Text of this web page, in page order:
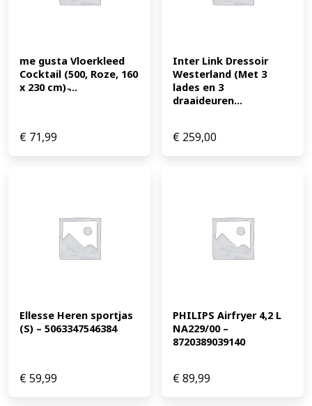
me gusta Vloerkleed
Cocktail (500, Roze, 160
x 230 cm) ̵...
€ 71,99
Inter Link Dressoir
Westerland (Met 3
lades en 3
draaideuren...
€ 259,00
Ellesse Heren sportjas
(S) – 5063347546384
€59,99
PHILIPS Airfryer 4,2 L
NA229/00 –
8720389039140
€89,99